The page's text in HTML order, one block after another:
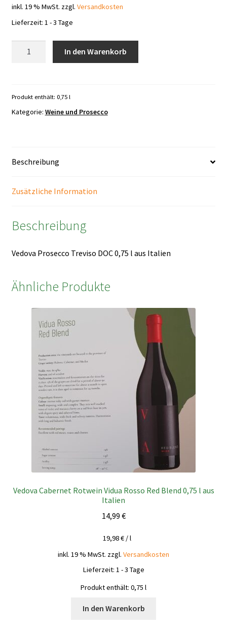
inkl. 19 % MwSt. zzgl. Versandkosten
Lieferzeit: 1 - 3 Tage
0,75
l
In den Warenkorb
Produkt enthält: 0,75 l
Kategorie: Weine und Prosecco
Beschreibung
Zusätzliche Information
Beschreibung
Vedova Prosecco Treviso DOC 0,75 l aus Italien
Ähnliche Produkte
Vedova Cabernet Rotwein Vidua Rosso Red Blend 0,75 l aus
Italien
14,99 €
19,98€ /l
inkl. 19 % MwSt. zzgl. Versandkosten
Lieferzeit: 1 - 3 Tage
Produkt enthält: 0,75 l
In den Warenkorb